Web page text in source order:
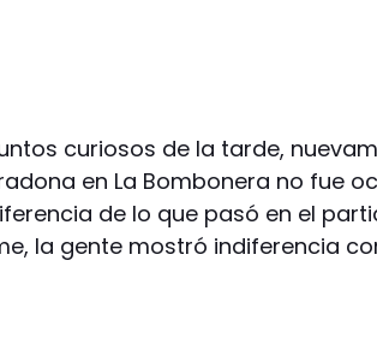
curiosos de la tarde,
en La Bombonera no fue
de lo que pasó en el
la gente mostró indiferencia